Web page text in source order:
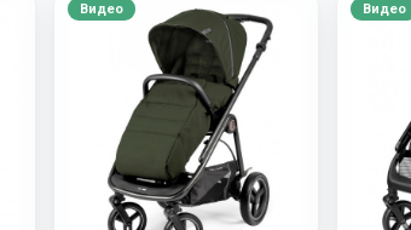
Видео Видео